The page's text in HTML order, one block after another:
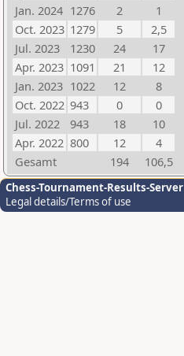
Jan. 2024 1276 2
1
Oct. 2023 1279 5
2,5
Jul. 2023
1230 24
17
Apr. 2023 1091 21
12
Jan. 2023 1022 12
8
Oct. 2022 943 0
0
Jul. 2022
943 18
10
Apr. 2022 800 12
4
Gesamt
194 106,5
Chess-Tournament-Results-Server
Legal details/Terms of use